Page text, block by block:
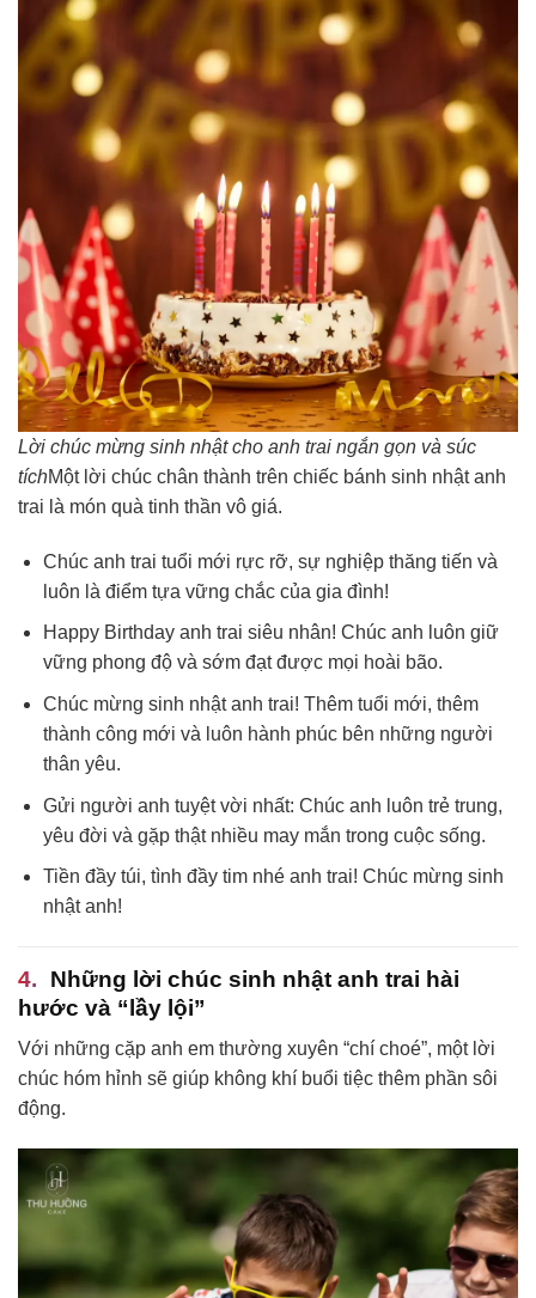
Lời chúc mừng sinh nhật cho anh trai ngắn gọn và súc
tíchMột lời chúc chân thành trên chiếc bánh sinh nhật anh
trai là món quà tinh thần vô giá.
Chúc anh trai tuổi mới rực rỡ, sự nghiệp thăng tiến và
luôn là điểm tựa vững chắc của gia đình!
Happy Birthday anh trai siêu nhân! Chúc anh luôn giữ
vững phong độ và sớm đạt được mọi hoài bão.
Chúc mừng sinh nhật anh trai! Thêm tuổi mới, thêm
thành công mới và luôn hành phúc bên những người
thân yêu.
Gửi người anh tuyệt vời nhất: Chúc anh luôn trẻ trung,
yêu đời và gặp thật nhiều may mắn trong cuộc sống.
Tiền đầy túi, tình đầy tim nhé anh trai! Chúc mừng sinh
nhật anh!
Những lời chúc sinh nhật anh trai hài
hước và “lầy lội”
Với những cặp anh em thường xuyên “chí choé”, một lời
chúc hóm hỉnh sẽ giúp không khí buổi tiệc thêm phần sôi
động.